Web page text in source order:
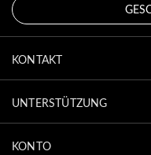
KONTAKT
UNTERSTÜTZUNG
KONTO